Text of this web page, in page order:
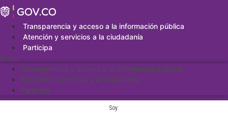
Saltar
al
contenidoTransparencia y acceso a la información pública
Atención y servicios a la ciudadanía
Participa
Menu
Transparencia y acceso a la información pública
Atención y servicios a la ciudadanía
Participa
Soy: